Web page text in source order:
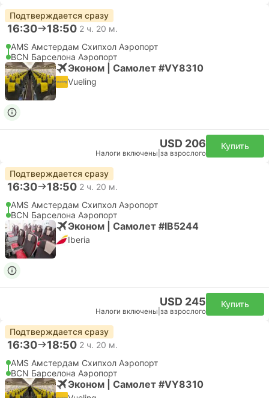
Подтверждается сразу
16:30 18:50 2 ч. 20 м.
AMS Амстердам Cхипхол Аэропорт
BCN Барселона Аэропорт
Эконом | Самолет #VY8310
Vueling
USD 206
Налоги включены за взрослого
Купить
Подтверждается сразу
16:30 18:50 2 ч. 20 м.
AMS Амстердам Cхипхол Аэропорт
BCN Барселона Аэропорт
Эконом | Самолет #IB5244
Iberia
USD 245
Налоги включены за взрослого
Купить
Подтверждается сразу
16:30 18:50 2 ч. 20 м.
AMS Амстердам Cхипхол Аэропорт
BCN Барселона Аэропорт
Эконом | Самолет #VY8310